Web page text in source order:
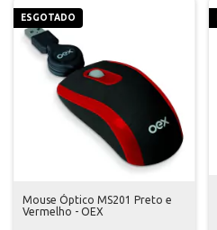
ESGOTADO
Mouse Óptico MS201 Preto e
Vermelho - OEX